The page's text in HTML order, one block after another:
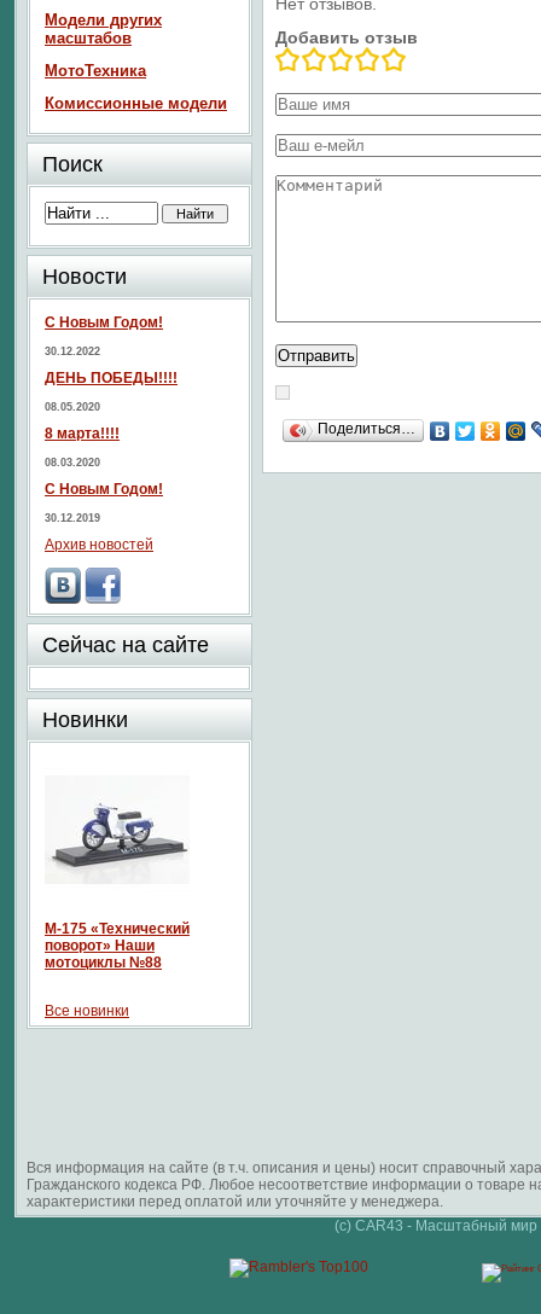
Добавить отзыв
Поделиться…
Модели других
масштабов
МотоТехника
Комиссионные модели
Поиск
Новости
С Новым Годом!
30.12.2022
ДЕНЬ ПОБЕДЫ!!!!
08.05.2020
8 марта!!!!
08.03.2020
С Новым Годом!
30.12.2019
Архив новостей
Сейчас на сайте
Новинки
М-175 «Технический
поворот» Наши
мотоциклы №88
Все новинки
Вся информация на сайте (в т.ч. описания и цены) носит справочный
Гражданского кодекса РФ. Любое несоответствие информации о
характеристики перед оплатой или уточняйте у менеджера.
(c) CAR43 - Масштабный мир